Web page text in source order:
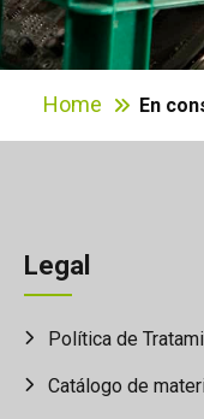
Home En
Legal
Política de
Catálogo de